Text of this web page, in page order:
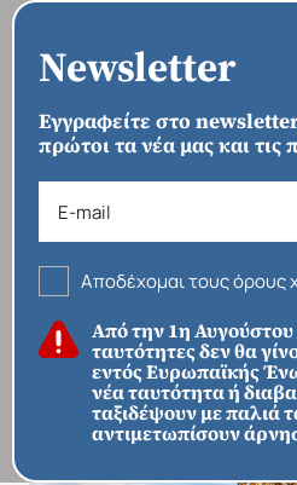
Newsletter
Εγγραφείτε στο
πρώτοι τα νέα μας και
Αποδέχομαι τους όρους
Από την 1η Αυγούστου
ταυτότητες δεν θα
εντός Ευρωπαϊκής
νέα ταυτότητα ή
ταξιδέψουν με παλιά
αντιμετωπίσουν
ΑΡΧΙΚΗ › ΠΡΟΟΡΙΣΜΟΙ ›
Καλοκαιρινό